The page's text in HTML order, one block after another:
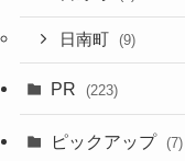
日南町 (9)
PR (223)
ピックアップ (7)